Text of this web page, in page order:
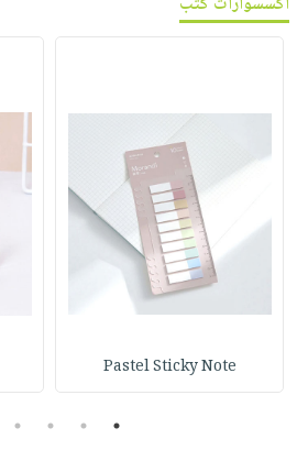
Pastel Sticky Note
1
2
3
4